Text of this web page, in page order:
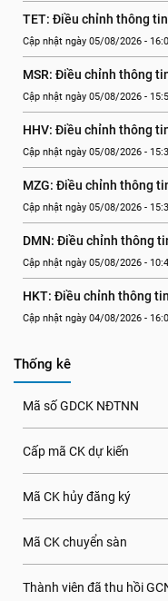
TET: Điều chỉnh thông
Cập nhật ngày 05/08/2026 -
MSR: Điều chỉnh thông
Cập nhật ngày 05/08/2026 -
HHV: Điều chỉnh thông
Cập nhật ngày 05/08/2026 -
MZG: Điều chỉnh thông
Cập nhật ngày 05/08/2026 -
DMN: Điều chỉnh thông
Cập nhật ngày 05/08/2026 -
HKT: Điều chỉnh thông
Cập nhật ngày 04/08/2026 -
Thống kê
Mã số GDCK NĐTNN
Cấp mã CK dự kiến
Mã CK hủy đăng ký
Mã CK chuyển sàn
Thành viên đã thu hồi